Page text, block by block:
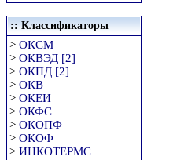
:: Классификаторы
> ОКСМ
> ОКВЭД [2]
> ОКПД [2]
> ОКВ
> ОКЕИ
> ОКФС
> ОКОПФ
> ОКОФ
> ИНКОТЕРМС